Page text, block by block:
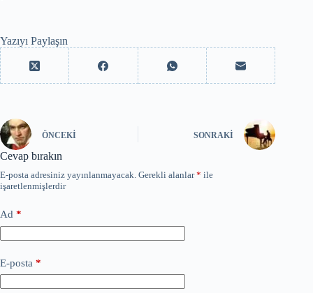
Yazıyı Paylaşın
ÖNCEKI SONRAKI
Cevap bırakın
E-posta adresiniz yayınlanmayacak. Gerekli alanlar* ile
işaretlenmişlerdir
Ad *
E-posta *